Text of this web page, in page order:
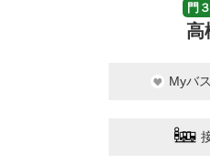
門
高
Myバ